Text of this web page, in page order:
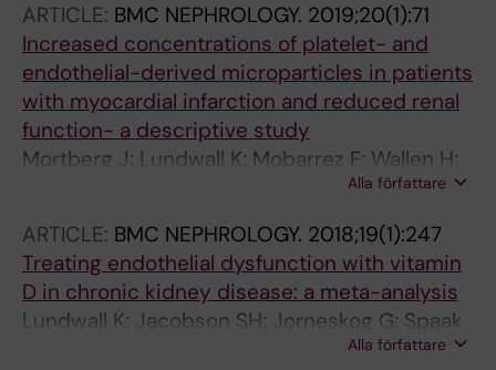
ARTICLE: BMC NEPHROLOGY. 2019;20(1):71
Increased concentrations of platelet- and
endothelial-derived microparticles in patients
with myocardial infarction and reduced renal
function- a descriptive study
Mortberg J; Lundwall K; Mobarrez F; Wallen H;
Alla författare
ARTICLE: BMC NEPHROLOGY. 2018;19(1):247
Treating endothelial dysfunction with vitamin
D in chronic kidney disease: a meta-analysis
Lundwall K; Jacobson SH; Jorneskog G; Spaak
Alla författare